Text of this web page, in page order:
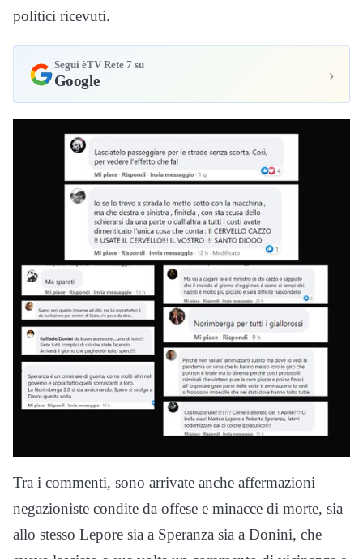
politici ricevuti.
Segui èTV Rete 7 su
Google ›
Tra i commenti, sono arrivate anche affermazioni
negazioniste condite da offese e minacce di morte, sia
allo stesso Lepore sia a Speranza sia a Donini, che